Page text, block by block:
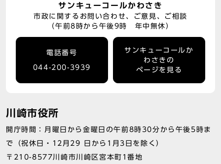
サンキューコールかわさき
市政に関するお問い合わせ、ご意見、ご相談
（午前8時から午後9時 年中無休）
電話番号
044-200-3939
サンキューコールか
わさきの
ページを見る
川崎市役所
開庁時間：月曜日から金曜日の午前8時30分から午後5時ま
で（祝休日・12月29 日から1月3日を除く）
〒210-8577川崎市川崎区宮本町1番地